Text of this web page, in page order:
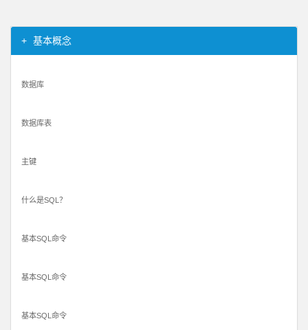
基本概念
数据库
数据库表
主键
什么是SQL？
基本SQL命令
基本SQL命令
基本SQL命令